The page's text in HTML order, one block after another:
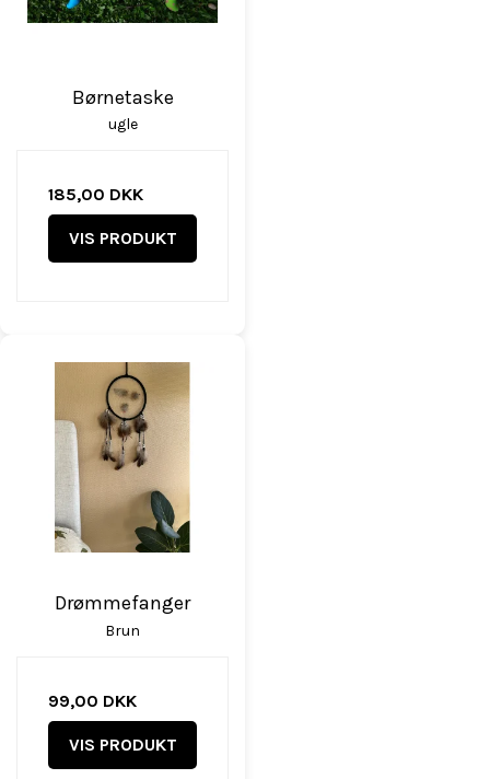
Børnetaske
ugle
185,00 DKK
VIS PRODUKT
Drømmefanger
Brun
99,00 DKK
VIS PRODUKT